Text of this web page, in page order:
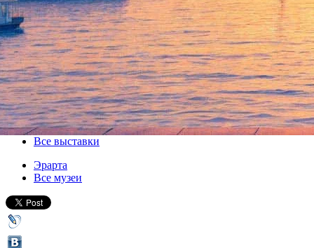
Выставка Алексея Чижова
«Мирные поля»
14 декабря 2012, пятница-21 января 2013, понедельник
Версия для печати
Все выставки
Эрарта
Все музеи